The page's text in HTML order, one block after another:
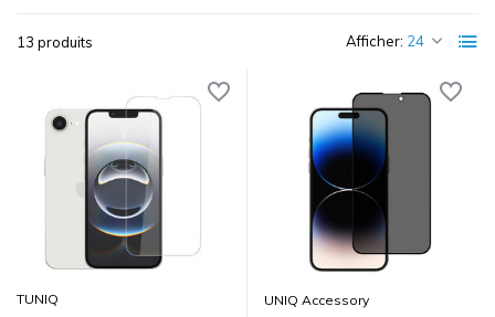
13 produits Afficher:
TUNIQ UNIQ Accessory